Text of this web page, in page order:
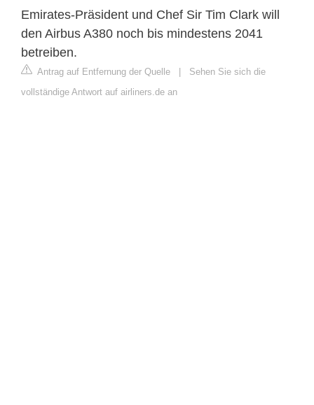
Emirates-Präsident und Chef Sir Tim Clark will
den Airbus A380 noch bis mindestens 2041
betreiben.
Antrag auf Entfernung der Quelle | Sehen Sie sich die
vollständige Antwort auf airliners.de an